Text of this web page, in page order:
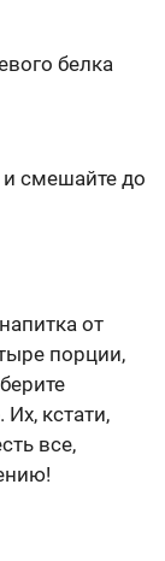
белка
смешайте до
от
порции,
кстати,
все,